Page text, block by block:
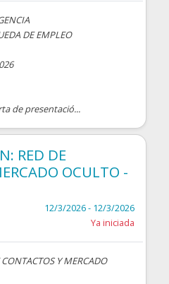
DE EMPLEO
de presentació...
RED DE
OCULTO -
12/3/2026 - 12/3/2026
Ya iniciada
Y MERCADO